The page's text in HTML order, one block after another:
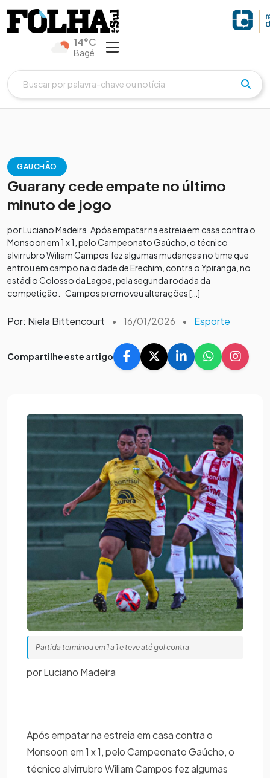
14°C
Bagé
GAUCHÃO
Guarany cede empate no último
minuto de jogo
por Luciano Madeira Após empatar na estreia em casa contra o
Monsoon em 1 x 1, pelo Campeonato Gaúcho, o técnico
alvirrubro Wiliam Campos fez algumas mudanças no time que
entrou em campo na cidade de Erechim, contra o Ypiranga, no
estádio Colosso da Lagoa, pela segunda rodada da
competição. Campos promoveu alterações […]
Por: Niela Bittencourt • 16/01/2026 • Esporte
Compartilhe este artigo
Partida terminou em 1 a 1 e teve até gol contra
por Luciano Madeira
Após empatar na estreia em casa contra o
Monsoon em 1 x 1, pelo Campeonato Gaúcho, o
técnico alvirrubro Wiliam Campos fez algumas